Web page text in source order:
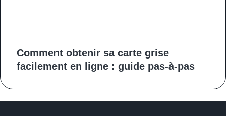
Comment obtenir sa carte grise
facilement en ligne : guide pas-à-pas